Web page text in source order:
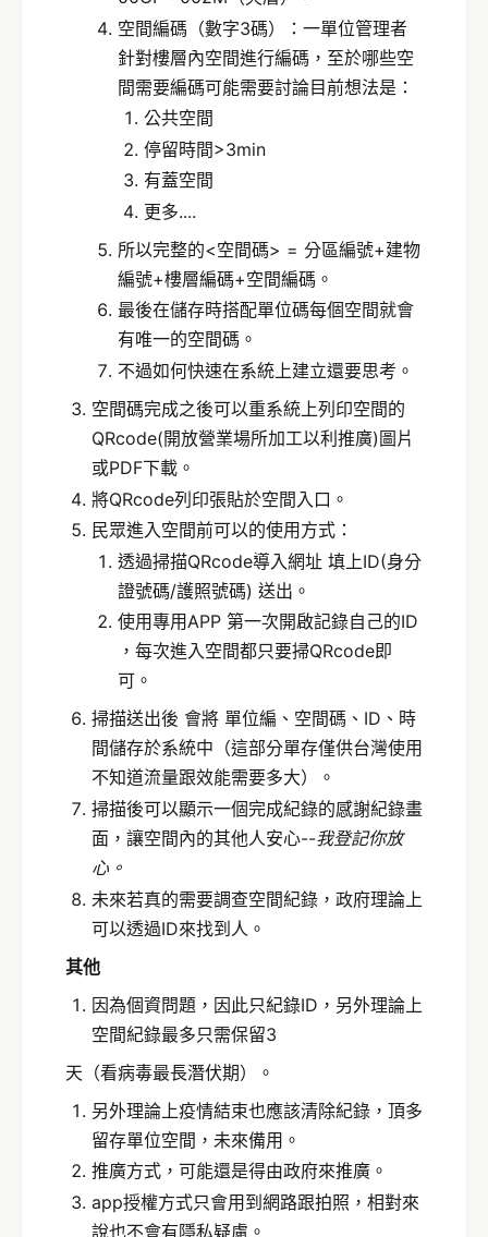
空間編碼（數字3碼）：一單位管理者
針對樓層內空間進行編碼，至於哪些空
間需要編碼可能需要討論目前想法是：
公共空間
停留時間>3min
有蓋空間
更多....
所以完整的<空間碼> = 分區編號+建物
編號+樓層編碼+空間編碼。
最後在儲存時搭配單位碼每個空間就會
有唯一的空間碼。
不過如何快速在系統上建立還要思考。
空間碼完成之後可以重系統上列印空間的
QRcode(開放營業場所加工以利推廣)圖片
或PDF下載。
將QRcode列印張貼於空間入口。
民眾進入空間前可以的使用方式：
透過掃描QRcode導入網址 填上ID(身分
證號碼/護照號碼) 送出。
使用專用APP 第一次開啟記錄自己的ID
，每次進入空間都只要掃QRcode即
可。
掃描送出後 會將 單位編、空間碼、ID、時
間儲存於系統中（這部分單存僅供台灣使用
不知道流量跟效能需要多大）。
掃描後可以顯示一個完成紀錄的感謝紀錄畫
面，讓空間內的其他人安心--我登記你放
心。
未來若真的需要調查空間紀錄，政府理論上
可以透過ID來找到人。
其他
因為個資問題，因此只紀錄ID，另外理論上
空間紀錄最多只需保留3
天（看病毒最長潛伏期）。
另外理論上疫情結束也應該清除紀錄，頂多
留存單位空間，未來備用。
推廣方式，可能還是得由政府來推廣。
app授權方式只會用到網路跟拍照，相對來
說也不會有隱私疑慮。